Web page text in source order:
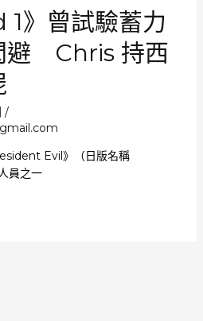
1》曾試驗蓄力
避 Chris 持西
/
Evil》（日版名稱
員之一